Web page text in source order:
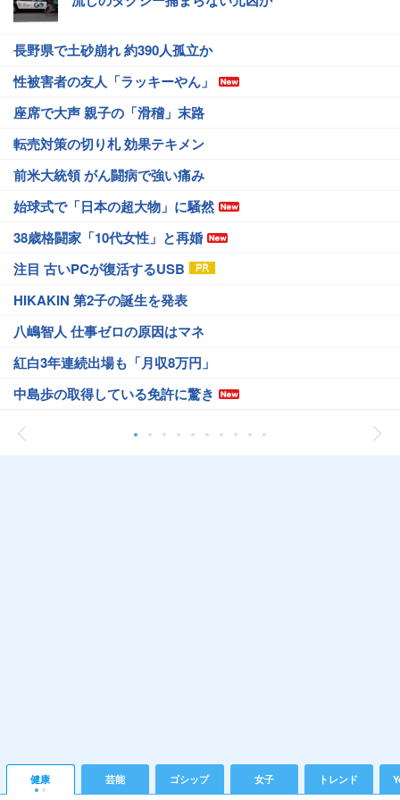
長野県で土砂崩れ 約390人孤立か
性被害者の友人「ラッキーやん」
座席で大声 親子の「滑稽」末路
転売対策の切り札 効果テキメン
前米大統領 がん闘病で強い痛み
始球式で「日本の超大物」に騒然
38歳格闘家「10代女性」と再婚
注目 古いPCが復活するUSB
HIKAKIN 第2子の誕生を発表
八嶋智人 仕事ゼロの原因はマネ
紅白3年連続出場も「月収8万円」
中島歩の取得している免許に驚き
健康 芸能 ゴシップ 女子 トレンド